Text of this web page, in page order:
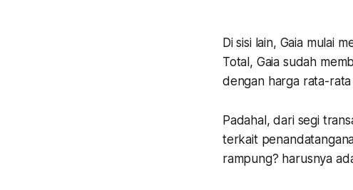
Di sisi lain, Gaia mulai
Total, Gaia sudah
dengan harga rata-
Padahal, dari segi
terkait
rampung? harusnya